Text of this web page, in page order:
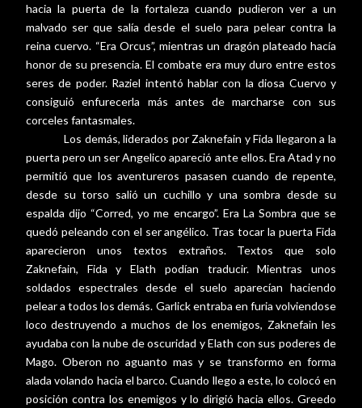
hacia la puerta de la fortaleza cuando pudieron ver a un
malvado ser que salía desde el suelo para pelear contra la
reina cuervo. “Era Orcus”, mientras un dragón plateado hacía
honor de su presencia. El combate era muy duro entre estos
seres de poder. Raziel intentó hablar con la diosa Cuervo y
consiguió enfurecerla más antes de marcharse con sus
corceles fantasmales.
Los demás, liderados por Zaknefain y Fida llegaron a la
puerta pero un ser Angelico apareció ante ellos. Era Atad y no
permitió que los aventureros pasasen cuando de repente,
desde su torso salió un cuchillo y una sombra desde su
espalda dijo “Corred, yo me encargo”. Era La Sombra que se
quedó peleando con el ser angélico. Tras tocar la puerta Fida
aparecieron unos textos extraños. Textos que solo
Zaknefain, Fida y Elath podían traducir. Mientras unos
soldados espectrales desde el suelo aparecían haciendo
pelear a todos los demás. Garlick entraba en furia volviendose
loco destruyendo a muchos de los enemigos, Zaknefain les
ayudaba con la nube de oscuridad y Elath con sus poderes de
Mago. Oberon no aguanto mas y se transformo en forma
alada volando hacia el barco. Cuando llego a este, lo colocó en
posición contra los enemigos y lo dirigió hacia ellos. Greedo